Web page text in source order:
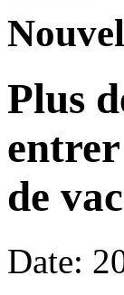
Plus
de
Date: